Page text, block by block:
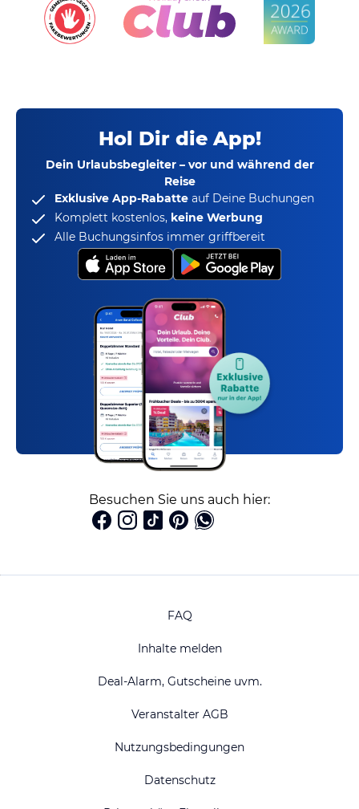
Hol Dir die App!
Dein Urlaubsbegleiter – vor und während der
Reise
Exklusive App-Rabatte auf Deine Buchungen
Komplett kostenlos, keine Werbung
Alle Buchungsinfos immer griffbereit
Besuchen Sie uns auch hier:
FAQ
Inhalte melden
Deal-Alarm, Gutscheine uvm.
Veranstalter AGB
Nutzungsbedingungen
Datenschutz